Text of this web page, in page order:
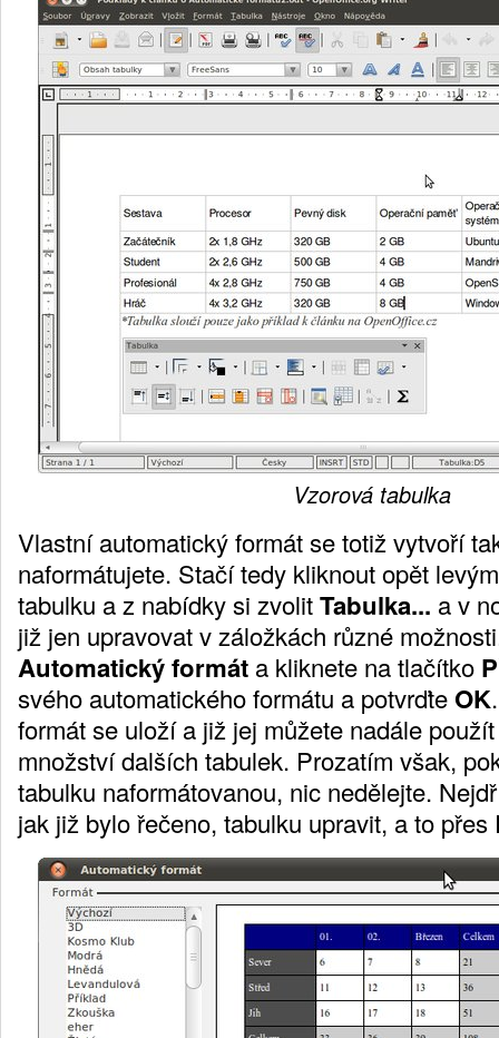
Vzorová tabulka
Vlastní automatický formát se totiž vytvoří
naformátujete. Stačí tedy kliknout opět
tabulku a z nabídky si zvolitTabulka... a v
již jen upravovat v záložkách různé
Automatický formát a kliknete na tlačítko
svého automatického formátu a potvrďte OK
formát se uloží a již jej můžete nadále
množství dalších tabulek. Prozatím však,
tabulku naformátovanou, nic nedělejte.
jak již bylo řečeno, tabulku upravit, a to přes